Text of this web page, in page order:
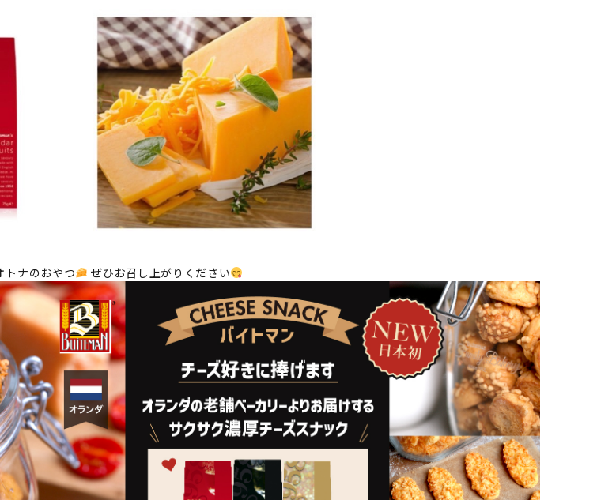
トナのおやつ ぜひお召し上がりください